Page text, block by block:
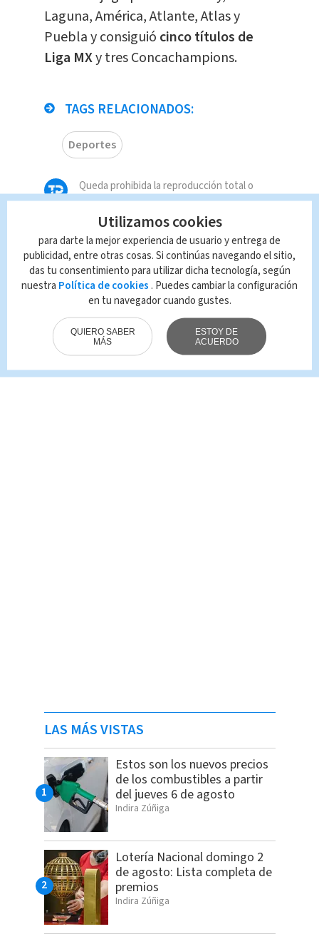
Laguna, América, Atlante, Atlas y
Puebla y consiguió cinco títulos de
Liga MXy tres Concachampions.
TAGS RELACIONADOS:
Deportes
Queda prohibida la reproducción total o
parcial del contenido de esta página, mismo
que es propiedad de TELEDIARIO; su
reproducción no autorizada constituye una
infracción y un delito de conformidad con las
leyes aplicables.
LAS MÁS VISTAS
Estos son los nuevos precios
de los combustibles a partir
del jueves 6 de agosto
Indira Zúñiga
Lotería Nacional domingo 2
de agosto: Lista completa de
premios
Indira Zúñiga
Utilizamos cookies
para darte la mejor experiencia de usuario y entrega de
publicidad, entre otras cosas. Si continúas navegando el sitio,
das tu consentimiento para utilizar dicha tecnología, según
nuestra Política de cookies . Puedes cambiar la configuración
en tu navegador cuando gustes.
QUIERO SABER
MÁS
ESTOY DE
ACUERDO